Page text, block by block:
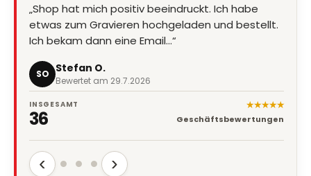
„Shop hat mich positiv beeindruckt. Ich habe
etwas zum Gravieren hochgeladen und bestellt.
Ich bekam dann eine Email…“
SO Stefan O.
Bewertet am 29.7.2026
„Super Qualität, Preis Leistung stimmt, Lieferung
super schnell“
Bewertet am 8.7.2026
INSGESAMT
36
★★★★★
Geschäftsbewertungen
‹ ›
Geschäftsbewertungen anzeigen